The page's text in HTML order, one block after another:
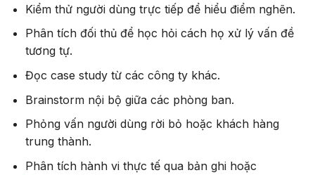
Kiểm thử người dùng trực tiếp để hiểu điểm nghẽn.
Phân tích đối thủ để học hỏi cách họ xử lý vấn đề
tương tự.
Đọc case study từ các công ty khác.
Brainstorm nội bộ giữa các phòng ban.
Phỏng vấn người dùng rời bỏ hoặc khách hàng
trung thành.
Phân tích hành vi thực tế qua bản ghi hoặc